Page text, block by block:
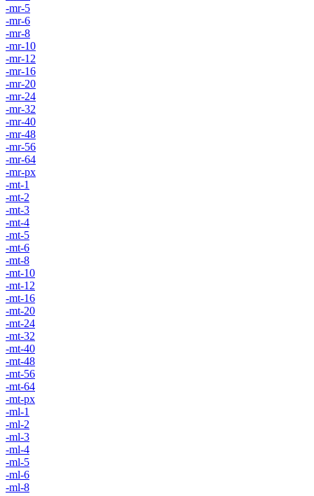
-mr-5
-mr-6
-mr-8
-mr-10
-mr-12
-mr-16
-mr-20
-mr-24
-mr-32
-mr-40
-mr-48
-mr-56
-mr-64
-mr-px
-mt-1
-mt-2
-mt-3
-mt-4
-mt-5
-mt-6
-mt-8
-mt-10
-mt-12
-mt-16
-mt-20
-mt-24
-mt-32
-mt-40
-mt-48
-mt-56
-mt-64
-mt-px
-ml-1
-ml-2
-ml-3
-ml-4
-ml-5
-ml-6
-ml-8